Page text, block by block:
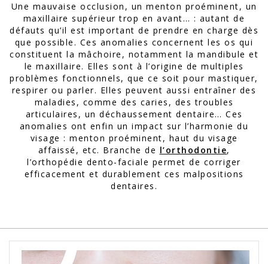
Une mauvaise occlusion, un menton proéminent, un
maxillaire supérieur trop en avant… : autant de
défauts qu’il est important de prendre en charge dès
que possible. Ces anomalies concernent les os qui
constituent la mâchoire, notamment la mandibule et
le maxillaire. Elles sont à l’origine de multiples
problèmes fonctionnels, que ce soit pour mastiquer,
respirer ou parler. Elles peuvent aussi entraîner des
maladies, comme des caries, des troubles
articulaires, un déchaussement dentaire… Ces
anomalies ont enfin un impact sur l’harmonie du
visage : menton proéminent, haut du visage
affaissé, etc. Branche de l’orthodontie,
l’orthopédie dento-faciale permet de corriger
efficacement et durablement ces malpositions
dentaires.